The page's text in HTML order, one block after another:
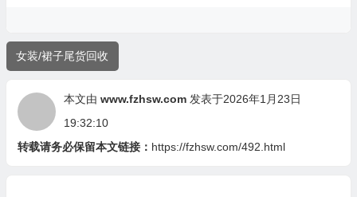
女装/裙子尾货回收
本文由 www.fzhsw.com 发表于2026年1月23日
19:32:10
转载请务必保留本文链接： https://fzhsw.com/492.html